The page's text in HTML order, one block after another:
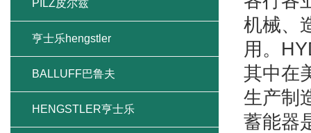
机械、
用。
其中在
生产制
蓄能器
PILZ皮尔兹
亨士乐hengstler
BALLUFF巴鲁夫
HENGSTLER亨士乐